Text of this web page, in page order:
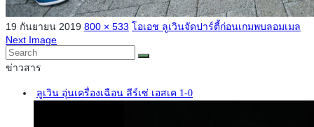
19 กันยายน 2019 800 × 533 โอเอช ลูเวินจัดปาร์ตี้ก่อนเกมพบลอมเมล
Next Image
ข่าวสาร
ลูเวิน อุ่นเครื่องเฉือน ลีร์เซ่ เอสเค 1-0